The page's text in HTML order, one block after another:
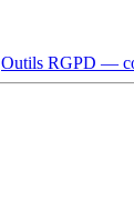
Outils RGPD —